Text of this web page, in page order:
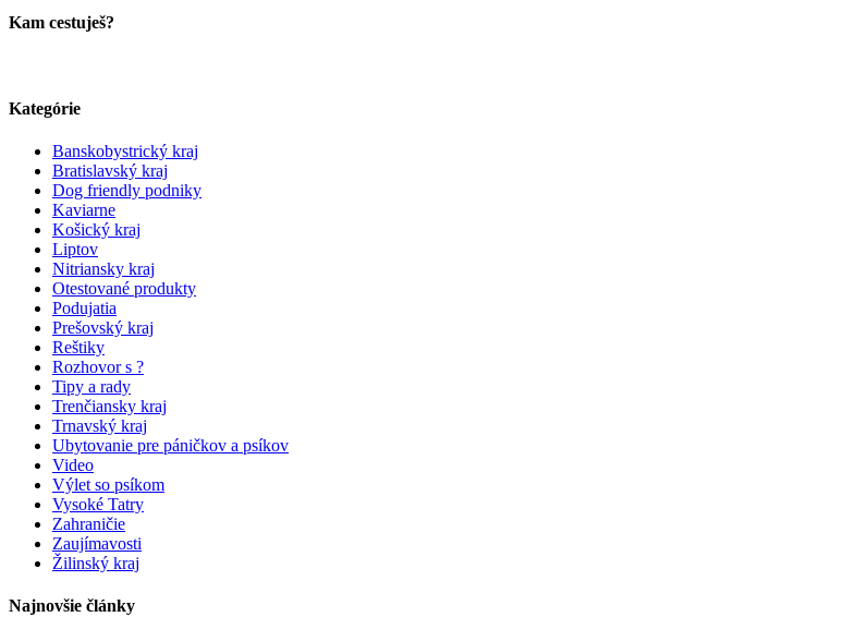
Kam cestuješ?
Kategórie
Banskobystrický kraj
Bratislavský kraj
Dog friendly podniky
Kaviarne
Košický kraj
Liptov
Nitriansky kraj
Otestované produkty
Podujatia
Prešovský kraj
Reštiky
Rozhovor s ?
Tipy a rady
Trenčiansky kraj
Trnavský kraj
Ubytovanie pre páničkov a psíkov
Video
Výlet so psíkom
Vysoké Tatry
Zahraničie
Zaujímavosti
Žilinský kraj
Najnovšie články